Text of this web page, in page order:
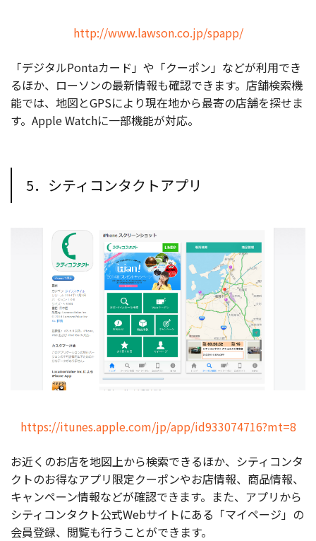
http://www.lawson.co.jp/spapp/
「デジタルPontaカード」や「クーポン」などが利用でき
るほか、ローソンの最新情報も確認できます。店舗検索機
能では、地図とGPSにより現在地から最寄の店舗を探せま
す。Apple Watchに一部機能が対応。
5．シティコンタクトアプリ
https://itunes.apple.com/jp/app/id933074716?mt=8
お近くのお店を地図上から検索できるほか、シティコンタ
クトのお得なアプリ限定クーポンやお店情報、商品情報、
キャンペーン情報などが確認できます。また、アプリから
シティコンタクト公式Webサイトにある「マイページ」の
会員登録、閲覧も行うことができます。